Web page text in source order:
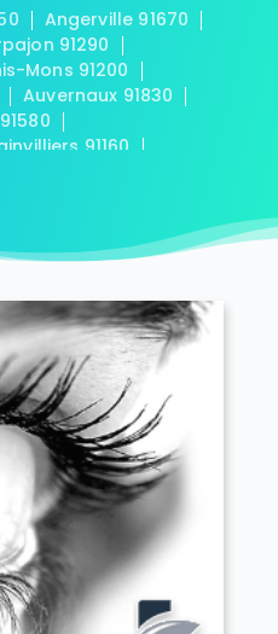
Angerville 91670
91290
Mons 91200
Auvernaux 91830
91160
les-Troux 91470
Bouville 91880
Breuillet 91650
les-Scellés 91150
Brouy 91150
le-Châtel 91680
Cerny 91590